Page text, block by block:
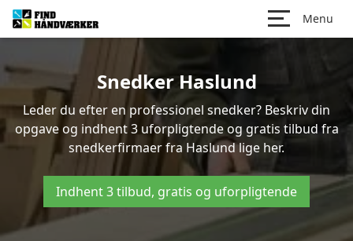
Menu
Snedker Haslund
Leder du efter en professionel snedker? Beskriv din
opgave og indhent 3 uforpligtende og gratis tilbud fra
snedkerfirmaer fra Haslund lige her.
Indhent 3 tilbud, gratis og uforpligtende